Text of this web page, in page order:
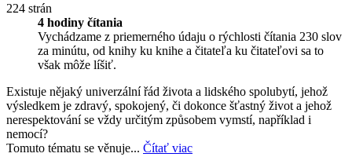
224 strán
4 hodiny čítania
Vychádzame z priemerného údaju o rýchlosti čítania 230 slov
za minútu, od knihy ku knihe a čitateľa ku čitateľovi sa to
však môže líšiť.
Existuje nějaký univerzální řád života a lidského spolubytí, jehož
výsledkem je zdravý, spokojený, či dokonce šťastný život a jehož
nerespektování se vždy určitým způsobem vymstí, například i
nemocí?
Tomuto tématu se věnuje... Čítať viac